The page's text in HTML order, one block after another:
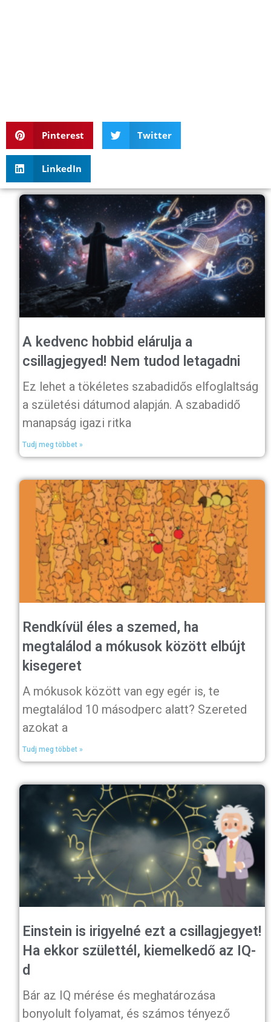
Pinterest Twitter
LinkedIn
A kedvenc hobbid elárulja a
csillagjegyed! Nem tudod letagadni
Ez lehet a tökéletes szabadidős elfoglaltság
a születési dátumod alapján. A szabadidő
manapság igazi ritka
Tudj meg többet »
Rendkívül éles a szemed, ha
megtalálod a mókusok között elbújt
kisegeret
A mókusok között van egy egér is, te
megtalálod 10 másodperc alatt? Szereted
azokat a
Tudj meg többet »
Einstein is irigyelné ezt a csillagjegyet!
Ha ekkor születtél, kiemelkedő az IQ-
d
Bár az IQ mérése és meghatározása
bonyolult folyamat, és számos tényező